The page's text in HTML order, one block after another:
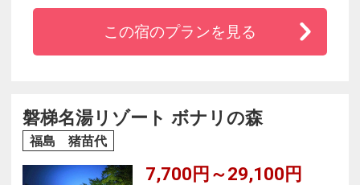
のスポット。地元の旬の食材にこだわった郷土
料理も絶品です。この宿のプランを見る
磐梯名湯リゾート ボナリの森
福島 猪苗代
7,700円～29,100円